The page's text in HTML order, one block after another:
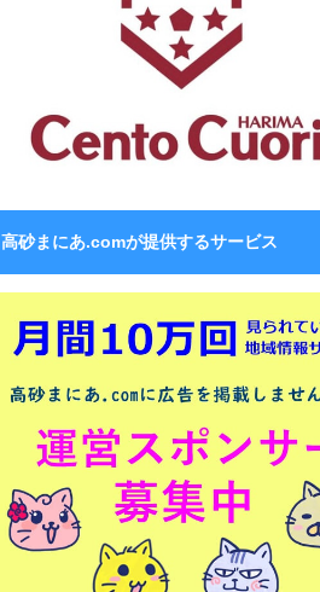
高砂まにあ.comが提供するサービス